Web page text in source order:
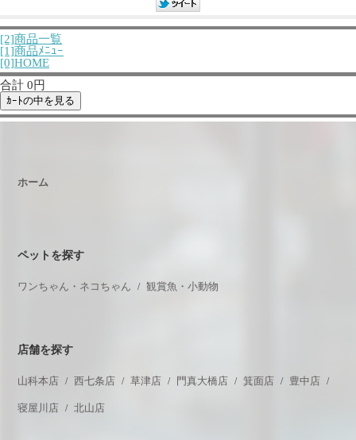
[2]商品一覧
[1]商品ﾒﾆｭｰ
[0]HOME
合計 0円
ホーム
ペットを探す
ワンちゃん・ネコちゃん 観賞魚・小動物
店舗を探す
山科本店 西七条店 草津店 門真大橋店 箕面店 豊中店
寝屋川店 北山店